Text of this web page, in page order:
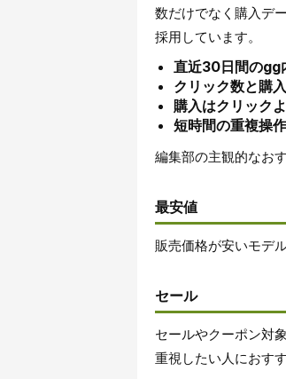
数だけでなく購入デ
採用しています。
直近30日間のgg
クリック数と購
購入はクリック
短時間の重複操
編集部の主観的なお
最安値
販売価格が安いモデ
セール
セールやクーポン対
重視したい人におすす